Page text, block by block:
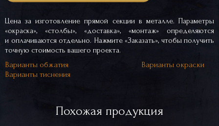
Цена за изготовление прямой секции в металле. Параметры
«окраска», «столбы», «доставка», «монтаж» определяются
и оплачиваются отдельно. Нажмите «Заказать», чтобы получить
точную стоимость вашего проекта.
Варианты обжатия
Варианты окраски
Варианты тиснения
Похожая продукция